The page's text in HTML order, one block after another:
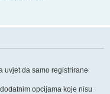
uvjet da samo registrirane
opcijama koje nisu